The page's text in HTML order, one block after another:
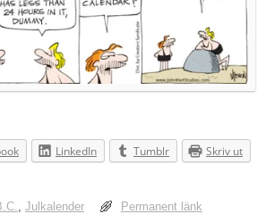
LinkedIn Tumblr Skriv ut
Julkalender Permanent länk